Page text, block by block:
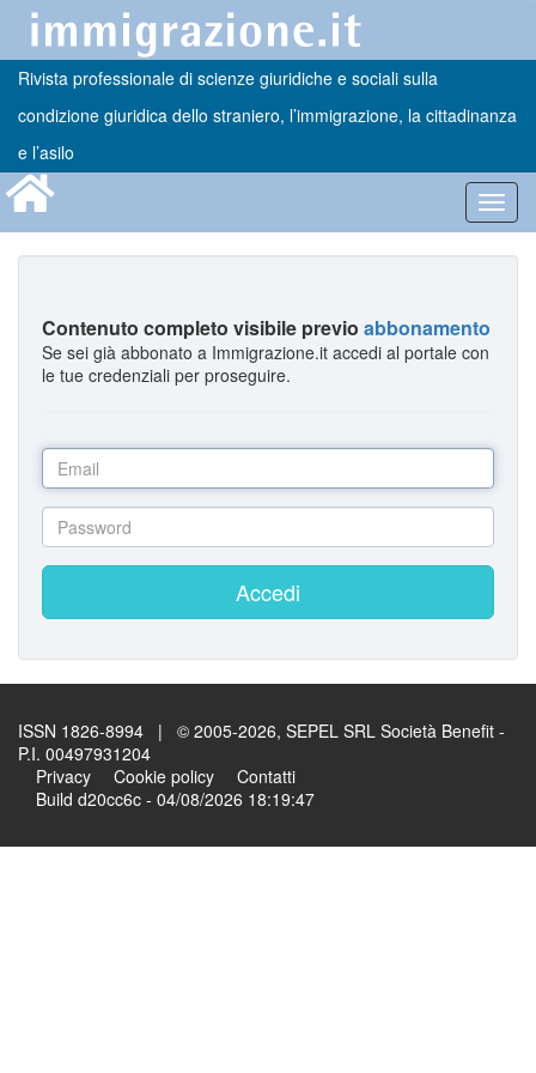
Rivista professionale di scienze giuridiche e sociali sulla
condizione giuridica dello straniero, l’immigrazione, la cittadinanza
e l’asilo
Contenuto completo visibile previo abbonamento
Se sei già abbonato a Immigrazione.it accedi al portale con
le tue credenziali per proseguire.
Accedi
ISSN 1826-8994 | © 2005-2026, SEPEL SRL Società Benefit -
P.I. 00497931204
Privacy
Cookie policy
Contatti
Build d20cc6c - 04/08/2026 18:19:47